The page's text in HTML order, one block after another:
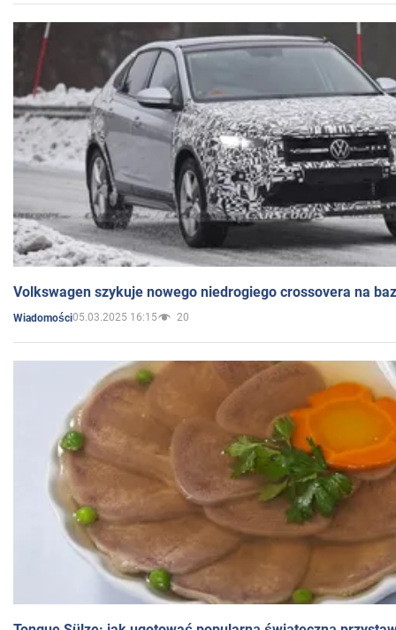
Volkswagen szykuje nowego niedrogiego crossovera na
Wiadomości05.03.2025 16:15 20